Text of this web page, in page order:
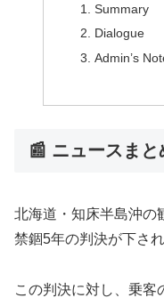
Summary
Dialogue
Admin’s
📰 ニュースまと
北海道・知床半島沖の
禁錮5年の判決が下され
この判決に対し、乗客